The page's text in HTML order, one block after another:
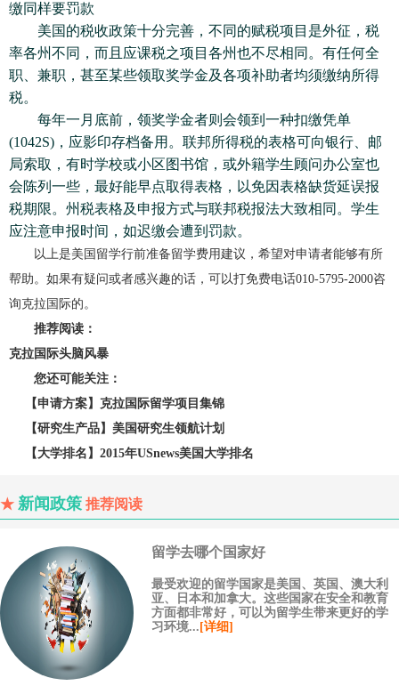
缴同样要罚款
美国的税收政策十分完善，不同的赋税项目是外征，税
率各州不同，而且应课税之项目各州也不尽相同。有任何全
职、兼职，甚至某些领取奖学金及各项补助者均须缴纳所得
税。
每年一月底前，领奖学金者则会领到一种扣缴凭单
(1042S)，应影印存档备用。联邦所得税的表格可向银行、邮
局索取，有时学校或小区图书馆，或外籍学生顾问办公室也
会陈列一些，最好能早点取得表格，以免因表格缺货延误报
税期限。州税表格及申报方式与联邦税报法大致相同。学生
应注意申报时间，如迟缴会遭到罚款。
以上是美国留学行前准备留学费用建议，希望对申请者能够有所
帮助。如果有疑问或者感兴趣的话，可以打免费电话010-5795-2000咨
询克拉国际的。
推荐阅读：
克拉国际头脑风暴
您还可能关注：
【申请方案】克拉国际留学项目集锦
【研究生产品】美国研究生领航计划
【大学排名】2015年USnews美国大学排名
★ 新闻政策 推荐阅读
留学去哪个国家好
最受欢迎的留学国家是美国、英国、澳大利
亚、日本和加拿大。这些国家在安全和教育
方面都非常好，可以为留学生带来更好的学
习环境... [详细]